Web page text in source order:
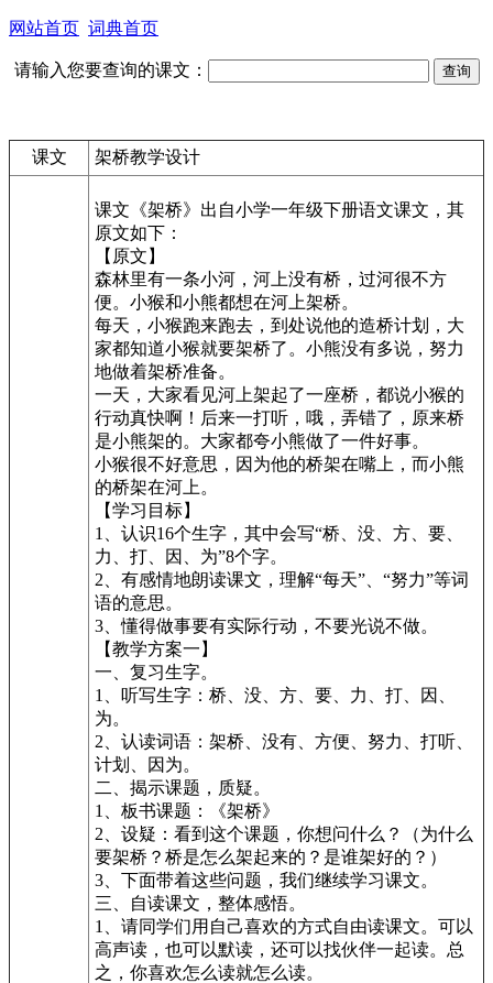
网站首页 词典首页
请输入您要查询的课文：
课文 架桥教学设计
课文《架桥》出自小学一年级下册语文课文，其
原文如下：
【原文】
森林里有一条小河，河上没有桥，过河很不方
便。小猴和小熊都想在河上架桥。
每天，小猴跑来跑去，到处说他的造桥计划，大
家都知道小猴就要架桥了。小熊没有多说，努力
地做着架桥准备。
一天，大家看见河上架起了一座桥，都说小猴的
行动真快啊！后来一打听，哦，弄错了，原来桥
是小熊架的。大家都夸小熊做了一件好事。
小猴很不好意思，因为他的桥架在嘴上，而小熊
的桥架在河上。
【学习目标】
1、认识16个生字，其中会写“桥、没、方、要、
力、打、因、为”8个字。
2、有感情地朗读课文，理解“每天”、“努力”等词
语的意思。
3、懂得做事要有实际行动，不要光说不做。
【教学方案一】
一、复习生字。
1、听写生字：桥、没、方、要、力、打、因、
为。
2、认读词语：架桥、没有、方便、努力、打听、
计划、因为。
二、揭示课题，质疑。
1、板书课题：《架桥》
2、设疑：看到这个课题，你想问什么？（为什么
要架桥？桥是怎么架起来的？是谁架好的？）
3、下面带着这些问题，我们继续学习课文。
三、自读课文，整体感悟。
1、请同学们用自己喜欢的方式自由读课文。可以
高声读，也可以默读，还可以找伙伴一起读。总
之，你喜欢怎么读就怎么读。